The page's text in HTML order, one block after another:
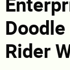
Rider